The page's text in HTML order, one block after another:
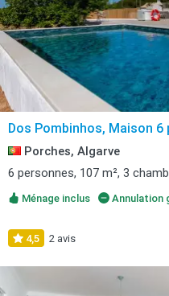
Dos Pombinhos, Maison 6
Porches, Algarve
6 personnes, 107 m², 3
Ménage inclus Annulation
4,5 2 avis